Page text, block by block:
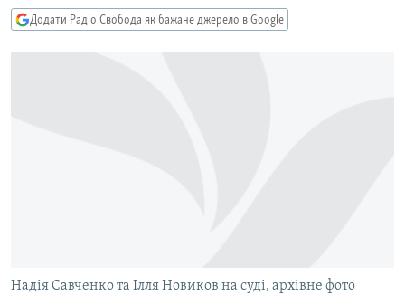
пошуку
ТИ ЯК?
КРИМ РЕАЛІЇ
Додати Радіо Свобода як бажане джерело в Google
Надія Савченко та Ілля Новиков на суді, архівне фото